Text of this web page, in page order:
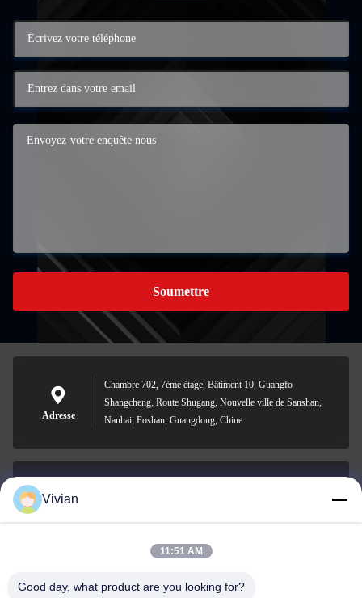
Soumettre
Adresse
Chambre 702, 7ème étage, Bâtiment 10, Guangfo
Shangcheng, Route Shugang, Nouvelle ville de Sanshan,
Nanhai, Foshan, Guangdong, Chine
0086-158-1879-0524
Vivian
11:51 AM
Good day, what product are you looking for?